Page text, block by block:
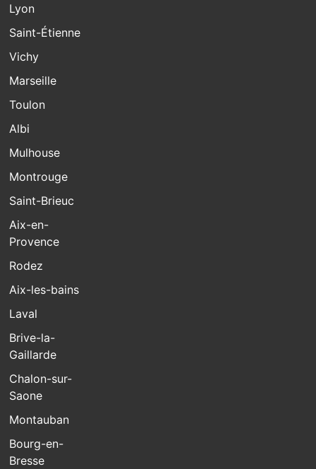
Lyon
Saint-Étienne
Vichy
Marseille
Toulon
Albi
Mulhouse
Montrouge
Saint-Brieuc
Aix-en-
Provence
Rodez
Aix-les-bains
Laval
Brive-la-
Gaillarde
Chalon-sur-
Saone
Montauban
Bourg-en-
Bresse